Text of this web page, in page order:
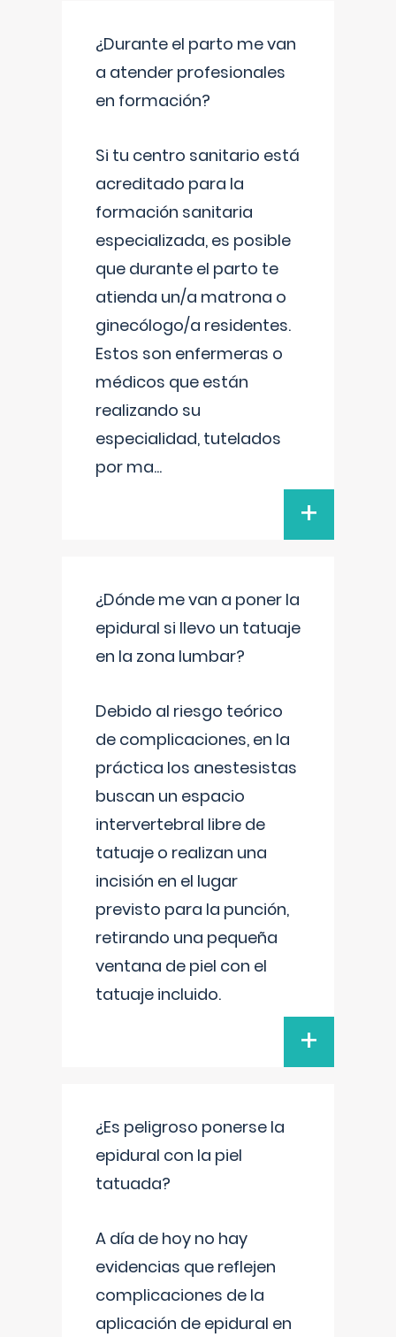
¿Durante el parto me van
a atender profesionales
en formación?
Si tu centro sanitario está
acreditado para la
formación sanitaria
especializada, es posible
que durante el parto te
atienda un/a matrona o
ginecólogo/a residentes.
Estos son enfermeras o
médicos que están
realizando su
especialidad, tutelados
por ma...
+
¿Dónde me van a poner la
epidural si llevo un tatuaje
en la zona lumbar?
Debido al riesgo teórico
de complicaciones, en la
práctica los anestesistas
buscan un espacio
intervertebral libre de
tatuaje o realizan una
incisión en el lugar
previsto para la punción,
retirando una pequeña
ventana de piel con el
tatuaje incluido.
+
¿Es peligroso ponerse la
epidural con la piel
tatuada?
A día de hoy no hay
evidencias que reflejen
complicaciones de la
aplicación de epidural en